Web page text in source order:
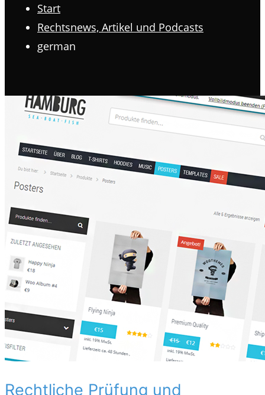
Start
Rechtsnews, Artikel und Podcasts
german
Rechtliche Prüfung und